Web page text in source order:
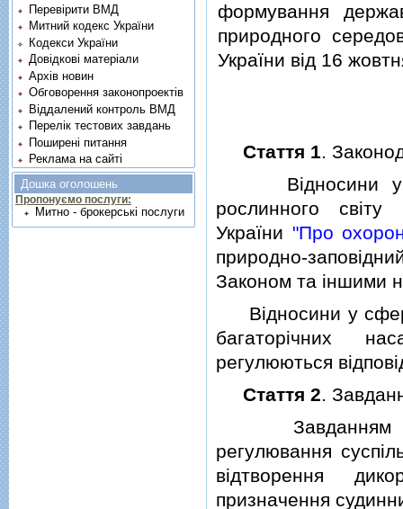
формування
природного
України вiд 16
Стаття 1.
Вiдносини у
рослинного
України "Про
природно-
Законом та iншими
Вiдносини у сферi
багаторiчних
регулюються
Стаття 2.
Завданням
регулювання
вiдтворення
призначення
Перевірити ВМД
Митний кодекс України
Кодекси України
Довідкові матеріали
Архів новин
Обговорення законопроектів
Віддалений контроль ВМД
Перелік тестових завдань
Поширені питання
Реклама на сайті
Дошка оголошень
Пропонуємо послуги:
Митно - брокерські послуги